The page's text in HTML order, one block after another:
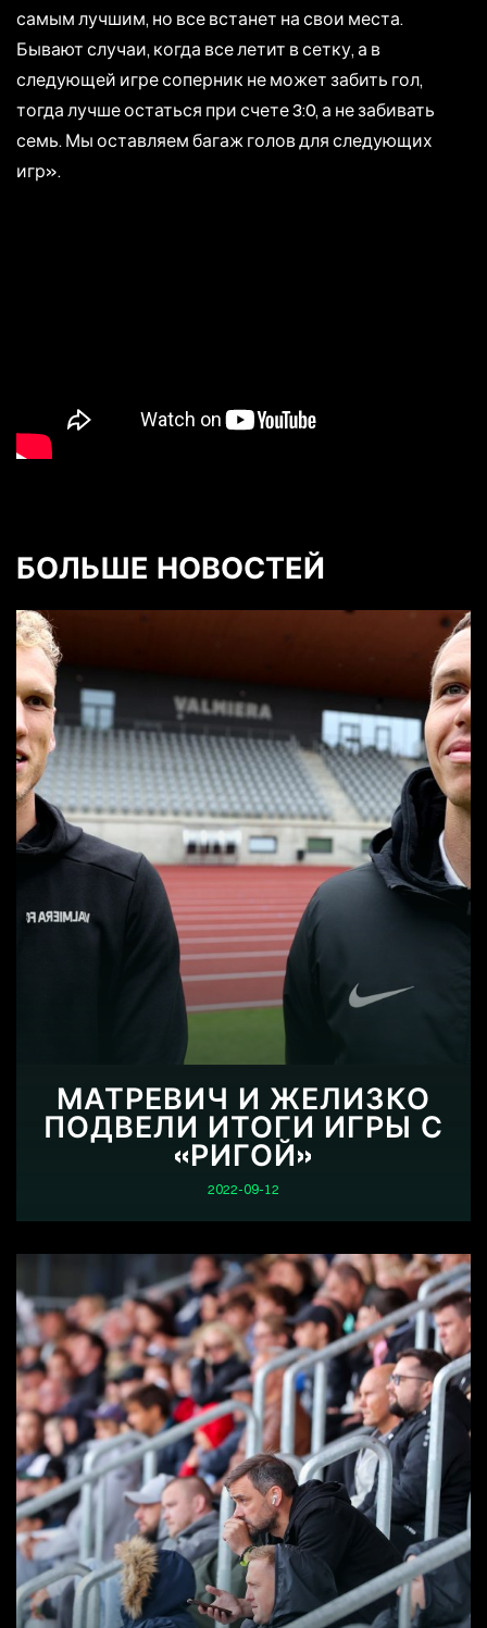
самым лучшим, но все встанет на свои места.
Бывают случаи, когда все летит в сетку, а в
следующей игре соперник не может забить гол,
тогда лучше остаться при счете 3:0, а не забивать
семь. Мы оставляем багаж голов для следующих
игр».
БОЛЬШЕ НОВОСТЕЙ
МАТРЕВИЧ И ЖЕЛИЗКО
ПОДВЕЛИ ИТОГИ ИГРЫ С
«РИГОЙ»
2022-09-12